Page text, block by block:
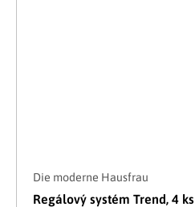
Die moderne Hausfrau
Regálový systém Trend, 4 ks